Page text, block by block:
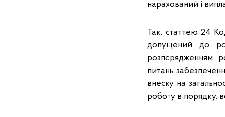
нарахований і
Так, статтею 24
допущений до
розпорядженням
питань
внеску на
роботу в порядку,